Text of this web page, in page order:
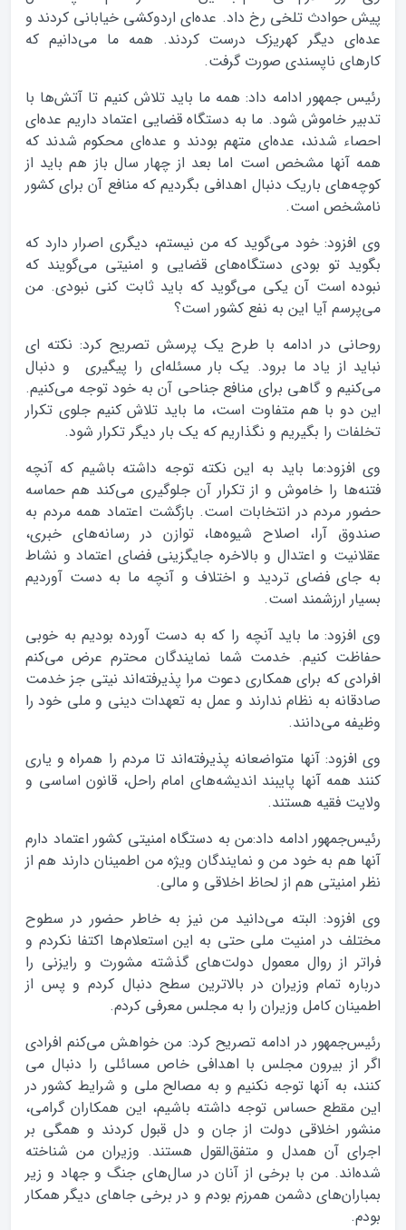
پیش حوادث تلخی رخ داد. عده‌‌ای اردوکشی خیابانی کردند و
عده‌ای دیگر کهریزک‌ درست کردند. همه ما می‌دانیم که
کارهای ناپسندی صورت گرفت.
رئیس جمهور ادامه داد: همه ما باید تلاش کنیم تا آتش‌ها با
تدبیر خاموش شود. ما به دستگاه قضایی اعتماد داریم عده‌ای
احصاء شدند، عده‌ای متهم بودند و عده‌ای محکوم شدند که
همه آنها مشخص است اما بعد از چهار سال باز هم باید از
کوچه‌های باریک دنبال اهدافی بگردیم که منافع آن برای کشور
نامشخص است.
وی افزود: خود می‌گوید که من نیستم، دیگری اصرار دارد که
بگوید تو بودی دستگاه‌‌های قضایی و امنیتی می‌گویند که
نبوده است آن یکی می‌گوید که باید ثابت کنی نبودی. من
می‌پرسم آیا این به نفع کشور است؟
روحانی در ادامه با طرح یک پرسش تصریح کرد: نکته ای
نباید از یاد ما برود. یک بار مسئله‌ای را پیگیری و دنبال
می‌کنیم و گاهی برای منافع جناحی آن به خود توجه می‌کنیم.
این دو با هم متفاوت است، ما باید تلاش کنیم جلوی تکرار
تخلفات را بگیریم و نگذاریم که یک بار دیگر تکرار شود.
وی افزود:‌ما باید به این نکته توجه داشته باشیم که آنچه
فتنه‌ها را خاموش و از تکرار‌ آن جلوگیری می‌کند هم حماسه
حضور مردم در انتخابات است. بازگشت اعتماد همه مردم به
صندوق آرا، اصلاح شیوه‌ها، توازن در رسانه‌های خبری،
عقلانیت و اعتدال و بالاخره جایگزینی فضای اعتماد و نشاط
به جای فضای تردید و اختلاف و آنچه ما به دست آوردیم
بسیار ارزشمند است.
وی افزود: ما باید آنچه را که به دست آورده بودیم به خوبی
حفاظت کنیم. خدمت شما نمایندگان محترم عرض می‌کنم
افرادی که برای همکاری دعوت مرا پذیرفته‌اند نیتی جز خدمت
صادقانه به نظام ندارند و عمل به تعهدات دینی و ملی خود را
وظیفه می‌دانند.
وی افزود: آنها متواضعانه پذیرفته‌اند تا مردم را همراه و یاری
کنند همه آنها پایبند اندیشه‌‌های امام راحل، قانون اساسی و
ولایت فقیه هستند.
رئیس‌جمهور ادامه داد:‌من به دستگاه امنیتی کشور اعتماد دارم
آنها هم به خود من و نمایندگان ویژه من اطمینان دارند هم از
نظر امنیتی هم از لحاظ اخلاقی و مالی.
وی افزود: البته می‌دانید من نیز به خاطر حضور در سطوح
مختلف در امنیت ملی حتی به این استعلام‌ها اکتفا نکردم و
فراتر از روال معمول دولت‌های گذشته مشورت و رایزنی را
درباره تمام وزیران در بالاترین سطح دنبال کردم و پس از
اطمینان کامل وزیران را به مجلس معرفی کردم.
رئیس‌جمهور در ادامه تصریح کرد: من خواهش می‌کنم افرادی
اگر از بیرون مجلس با اهدافی خاص مسائلی را دنبال می
کنند، به آنها توجه نکنیم و به مصالح ملی و شرایط کشور در
این مقطع حساس توجه داشته باشیم، این همکاران گرامی،
منشور اخلاقی دولت از جان و دل قبول کردند و همگی بر
اجرای آن همدل و متفق‌القول هستند. وزیران من شناخته‌
شده‌اند. من با برخی از آنان در سال‌های جنگ و جهاد و زیر
بمباران‌های دشمن همرزم بودم و در برخی جاهای دیگر همکار
بودم.